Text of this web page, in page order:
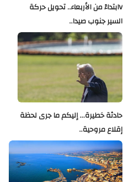
Vابتداءً من الأربعاء.. تحويل حركة
السير جنوب صيدا..
حادثة خطيرة... إليكم ما جرى لحظة
إقلاع مروحية..